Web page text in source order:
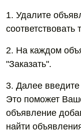
1. Удалите
соответствовать
2. На каждом
"Заказать".
3. Далее введите
Это поможет
объявление
найти